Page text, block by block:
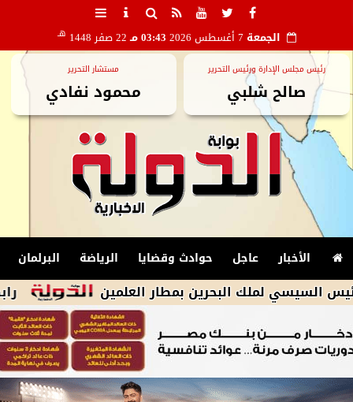
الجمعة 03:43 مـ 22 صفر 1448 هـ
رئيس مجلس الإدارة ورئيس التحرير
صالح شلبي
مستشار التحرير
محمود نفادي
الأخبار عاجل حوادث وقضايا الرياضة البرلمان
رابطه البحرين بمطار العلمين